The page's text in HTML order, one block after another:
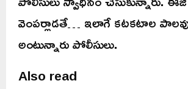
వెంపర్లాడతే… ఇలాగే కటకటాల
అంటున్నారు పోలీసులు.
Also read